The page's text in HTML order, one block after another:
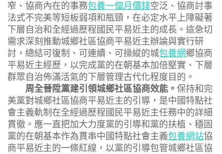
窄、協商內在的事務包養一個月價錢空泛、協商討事
法式不完美等短板弱項和瓶頸，在必定水平上障礙著
下層自治和全經過歷程國民平易近主的成長。這急切
需求深刻推動城鄉社區協商平易近主辦論與實行研
討，總結可復制、可連續、可操縱的城包養網鄉協商
平易近主經歷，以完成黨的在朝基本加倍堅實、下層
群眾自治佈滿活氣的下層管理古代化程度目的。
周全晉陞黨建引領城鄉社區協商效能。 保持和完
美黨對城鄉社區協商平易近主的引導，是中國特點社
會主義軌制在全經過歷程國民平易近主任務中的詳細
貫徹。應一直把加大力度黨的引導和黨的扶植、穩固
黨的在朝基本作為貫串中國特點社會主義包養網站協
商平易近主的一條紅線，以黨的引導包管城鄉社區協